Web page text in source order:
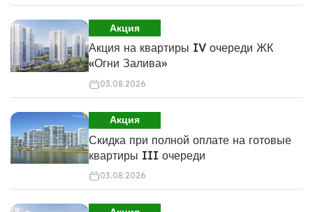
Акция
Акция на квартиры IV очереди ЖК
«Огни Залива»
03.08.2026
Акция
Скидка при полной оплате на готовые
квартиры III очереди
03.08.2026